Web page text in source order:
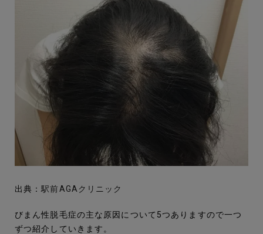
出典：駅前AGAクリニック
びまん性脱毛症の主な原因について5つありますので一つ
ずつ紹介していきます。